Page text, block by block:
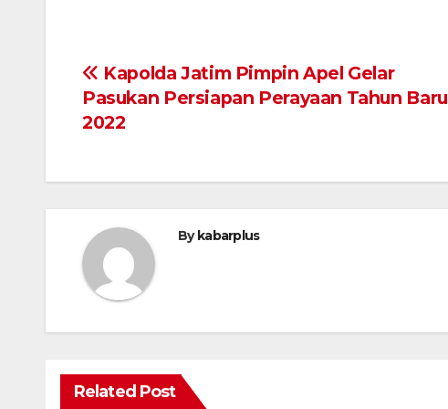
Navigasi
pos
Kapolda Jatim Pimpin Apel Gelar
Pasukan Persiapan Perayaan Tahun Baru
2022
Bykabarplus
Related Post